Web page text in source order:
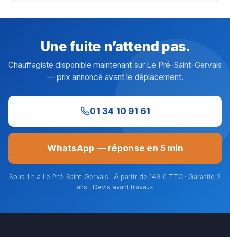
Une fuite n’attend pas.
Chauffagiste disponible maintenant sur Le Pré-Saint-Gervais
— prix annoncé avant le déplacement.
01 34 10 91 61
WhatsApp — réponse en 5 min
Sous 1 h à Le Pré-Saint-Gervais · À partir de 149 € TTC · Garantie 2
ans · Devis avant travaux